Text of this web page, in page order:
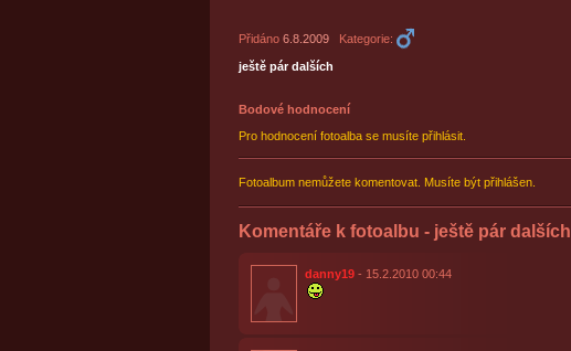
Přidáno 6.8.2009 Kategorie:
ještě pár dalších
Bodové hodnocení
Pro hodnocení fotoalba se musíte přihlásit.
Fotoalbum nemůžete komentovat. Musíte být přihlášen.
Komentáře k fotoalbu - ještě pár dalších
danny19- 15.2.2010 00:44